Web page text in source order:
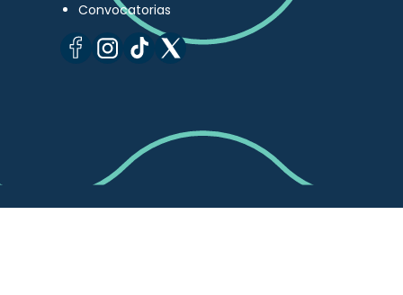
Convocatorias